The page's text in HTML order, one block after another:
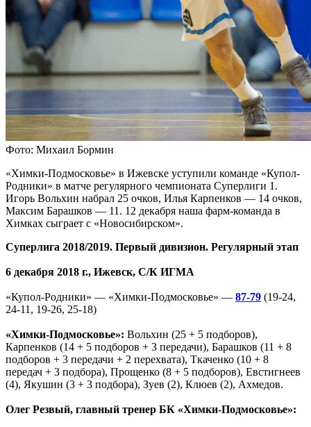
Фото: Михаил Бормин
«Химки-Подмосковье» в Ижевске уступили команде «Купол-
Родники» в матче регулярного чемпионата Суперлиги 1.
Игорь Вольхин набрал 25 очков, Илья Карпенков — 14 очков,
Максим Барашков — 11. 12 декабря наша фарм-команда в
Химках сыграет с «Новосибирском».
Суперлига 2018/2019. Первый дивизион. Регулярный этап
6 декабря 2018 г., Ижевск, С/К ИГМА
«Купол-Родники» — «Химки-Подмосковье» — 87-79 (19-24,
24-11, 19-26, 25-18)
«Химки-Подмосковье»: Вольхин (25 + 5 подборов),
Карпенков (14 + 5 подборов + 3 передачи), Барашков (11 + 8
подборов + 3 передачи + 2 перехвата), Ткаченко (10 + 8
передач + 3 подбора), Прощенко (8 + 5 подборов), Евстигнеев
(4), Якушин (3 + 3 подбора), Зуев (2), Клюев (2), Ахмедов.
Олег Резвый, главный тренер БК «Химки-Подмосковье»: